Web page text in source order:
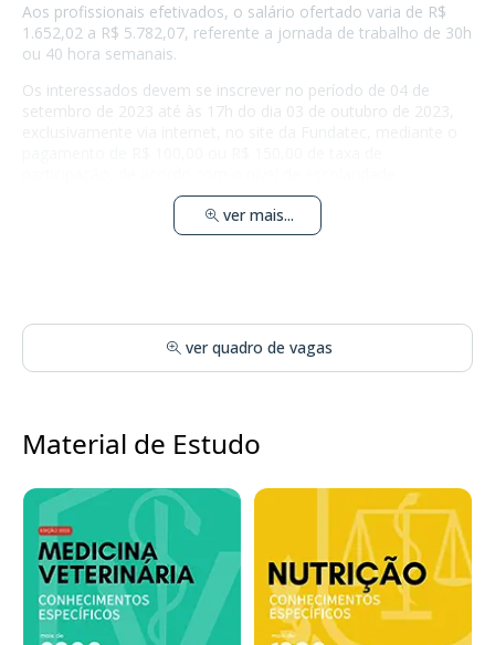
Aos profissionais efetivados, o salário ofertado varia de R$
1.652,02 a R$ 5.782,07, referente a jornada de trabalho de 30h
ou 40 hora semanais.
Os interessados devem se inscrever no período de 04 de
setembro de 2023 até às 17h do dia 03 de outubro de 2023,
ver mais...
ver quadro de vagas
Material de Estudo